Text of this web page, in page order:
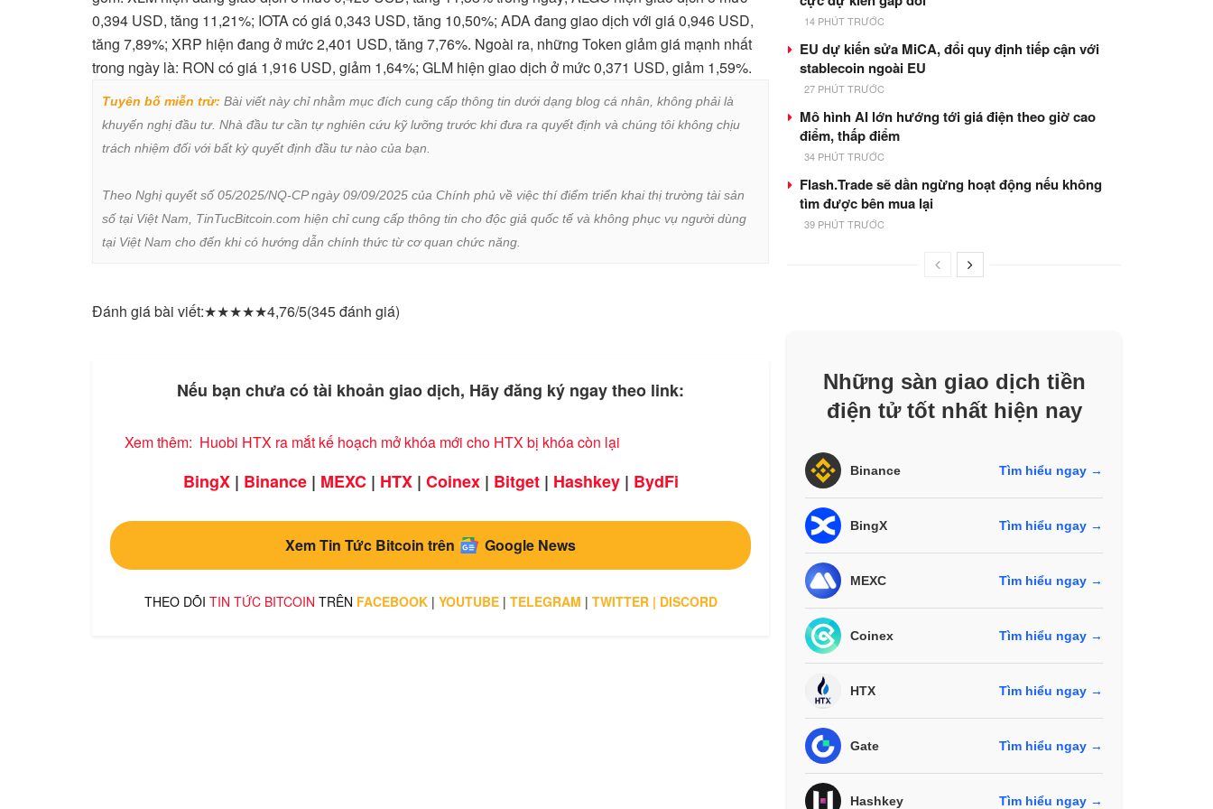
0,394 USD, tăng 11,21%; IOTA có giá 0,343 USD, tăng 10,50%; ADA đang giao dịch với giá 0,946 USD,
tăng 7,89%; XRP hiện đang ở mức 2,401 USD, tăng 7,76%. Ngoài ra, những Token giảm giá mạnh nhất
trong ngày là: RON có giá 1,916 USD, giảm 1,64%; GLM hiện giao dịch ở mức 0,371 USD, giảm 1,59%.
Tuyên bố miễn trừ: Bài viết này chỉ nhằm mục đích cung cấp thông tin dưới dạng blog cá nhân, không phải là
khuyến nghị đầu tư. Nhà đầu tư cần tự nghiên cứu kỹ lưỡng trước khi đưa ra quyết định và chúng tôi không chịu
trách nhiệm đối với bất kỳ quyết định đầu tư nào của bạn.
Theo Nghị quyết số 05/2025/NQ-CP ngày 09/09/2025 của Chính phủ về việc thí điểm triển khai thị trường tài sản
số tại Việt Nam, TinTucBitcoin.com hiện chỉ cung cấp thông tin cho độc giả quốc tế và không phục vụ người dùng
tại Việt Nam cho đến khi có hướng dẫn chính thức từ cơ quan chức năng.
Đánh giá bài viết:★★★★★4,76/5(345 đánh giá)
Nếu bạn chưa có tài khoản giao dịch, Hãy đăng ký ngay theo link:
Xem thêm: Huobi HTX ra mắt kế hoạch mở khóa mới cho HTX bị khóa còn lại
BingX| Binance| MEXC| HTX| Coinex| Bitget| Hashkey| BydFi
Xem Tin Tức Bitcoin trên Google News
THEO DÕI TIN TỨC BITCOIN TRÊN FACEBOOK| YOUTUBE| TELEGRAM | TWITTER| DISCORD
14 PHÚT TRƯỚC
EU dự kiến sửa MiCA, đổi quy định tiếp cận với
stablecoin ngoài EU
27 PHÚT TRƯỚC
Mô hình AI lớn hướng tới giá điện theo giờ cao
điểm, thấp điểm
34 PHÚT TRƯỚC
Flash.Trade sẽ dần ngừng hoạt động nếu không
tìm được bên mua lại
39 PHÚT TRƯỚC
Những sàn giao dịch tiền
điện tử tốt nhất hiện nay
Binance Tìm hiểu ngay →
BingX Tìm hiểu ngay →
MEXC Tìm hiểu ngay →
Coinex Tìm hiểu ngay →
HTX Tìm hiểu ngay →
Gate Tìm hiểu ngay →
Hashkey Tìm hiểu ngay →